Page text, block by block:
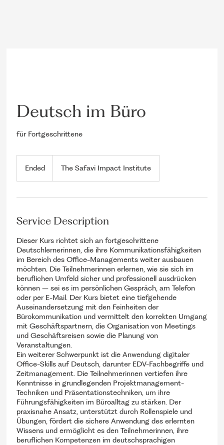
Deutsch im Büro
für Fortgeschrittene
Ended
e
The Safavi Impact Institute
Service Description
Dieser Kurs richtet sich an fortgeschrittene
Deutschlernerinnen, die ihre Kommunikationsfähigkeiten
im Bereich des Office-Managements weiter ausbauen
möchten. Die Teilnehmerinnen erlernen, wie sie sich im
beruflichen Umfeld sicher und professionell ausdrücken
können – sei es im persönlichen Gespräch, am Telefon
oder per E-Mail. Der Kurs bietet eine tiefgehende
Auseinandersetzung mit den Feinheiten der
Bürokommunikation und vermittelt den korrekten Umgang
mit Geschäftspartnern, die Organisation von Meetings
und Geschäftsreisen sowie die Planung von
Veranstaltungen.
Ein weiterer Schwerpunkt ist die Anwendung digitaler
Office-Skills auf Deutsch, darunter EDV-Fachbegriffe und
Zeitmanagement. Die Teilnehmerinnen vertiefen ihre
Kenntnisse in grundlegenden Projektmanagement-
Techniken und Präsentationstechniken, um ihre
Führungsfähigkeiten im Büroalltag zu stärken. Der
praxisnahe Ansatz, unterstützt durch Rollenspiele und
Übungen, fördert die sichere Anwendung des erlernten
Wissens und ermöglicht es den Teilnehmerinnen, ihre
beruflichen Kompetenzen im deutschsprachigen